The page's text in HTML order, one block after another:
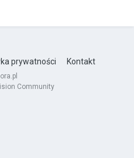
prywatności Kontakt
Community